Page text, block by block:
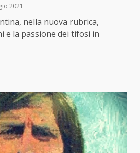
2021
nella nuova rubrica,
e la passione dei tifosi in